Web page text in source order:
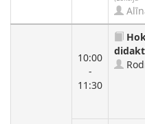
10:00
-
11:30